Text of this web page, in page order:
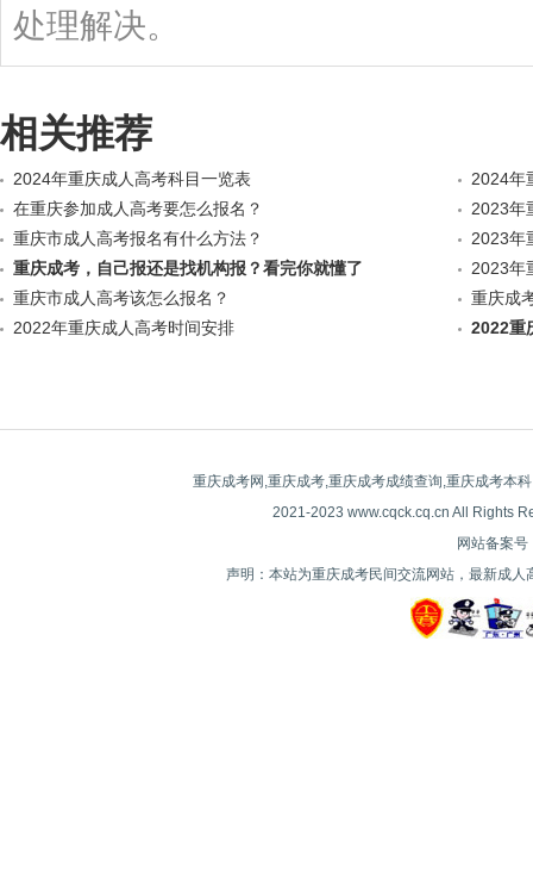
处理解决。
相关推荐
2024年重庆成人高考科目一览表
2024年
在重庆参加成人高考要怎么报名？
2023年
重庆市成人高考报名有什么方法？
2023年
重庆成考，自己报还是找机构报？看完你就懂了
2023年
重庆市成人高考该怎么报名？
重庆成
2022年重庆成人高考时间安排
2022重
重庆成考网,重庆成考,重庆成考成绩查询,重庆成考本
2021-2023 www.cqck.cq.cn All Rights
网站备案号
声明：本站为重庆成考民间交流网站，最新成